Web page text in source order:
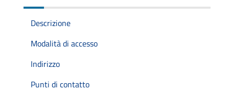
Descrizione
Modalità di accesso
Indirizzo
Punti di contatto